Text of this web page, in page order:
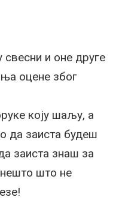
и оне друге
оцене због
коју шаљу, а
да заиста будеш
заиста знаш за
што не